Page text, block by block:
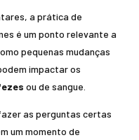
a prática de
é um ponto relevante a
pequenas mudanças
impactar os
ou de sangue.
as perguntas certas
um momento de